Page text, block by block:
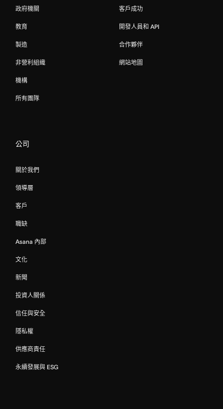
政府機關
教育
製造
非營利組織
機構
所有團隊
客戶成功
開發人員和 API
合作夥伴
網站地圖
公司
關於我們
領導層
客戶
職缺
Asana 內部
文化
新聞
投資人關係
信任與安全
隱私權
供應商責任
永續發展與 ESG